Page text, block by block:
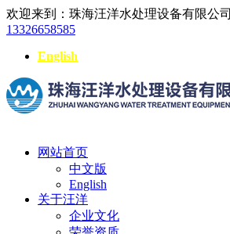
欢迎来到：珠海汪洋水处理设备有限公司
13326658585
English
网站首页
中文版
English
关于汪洋
企业文化